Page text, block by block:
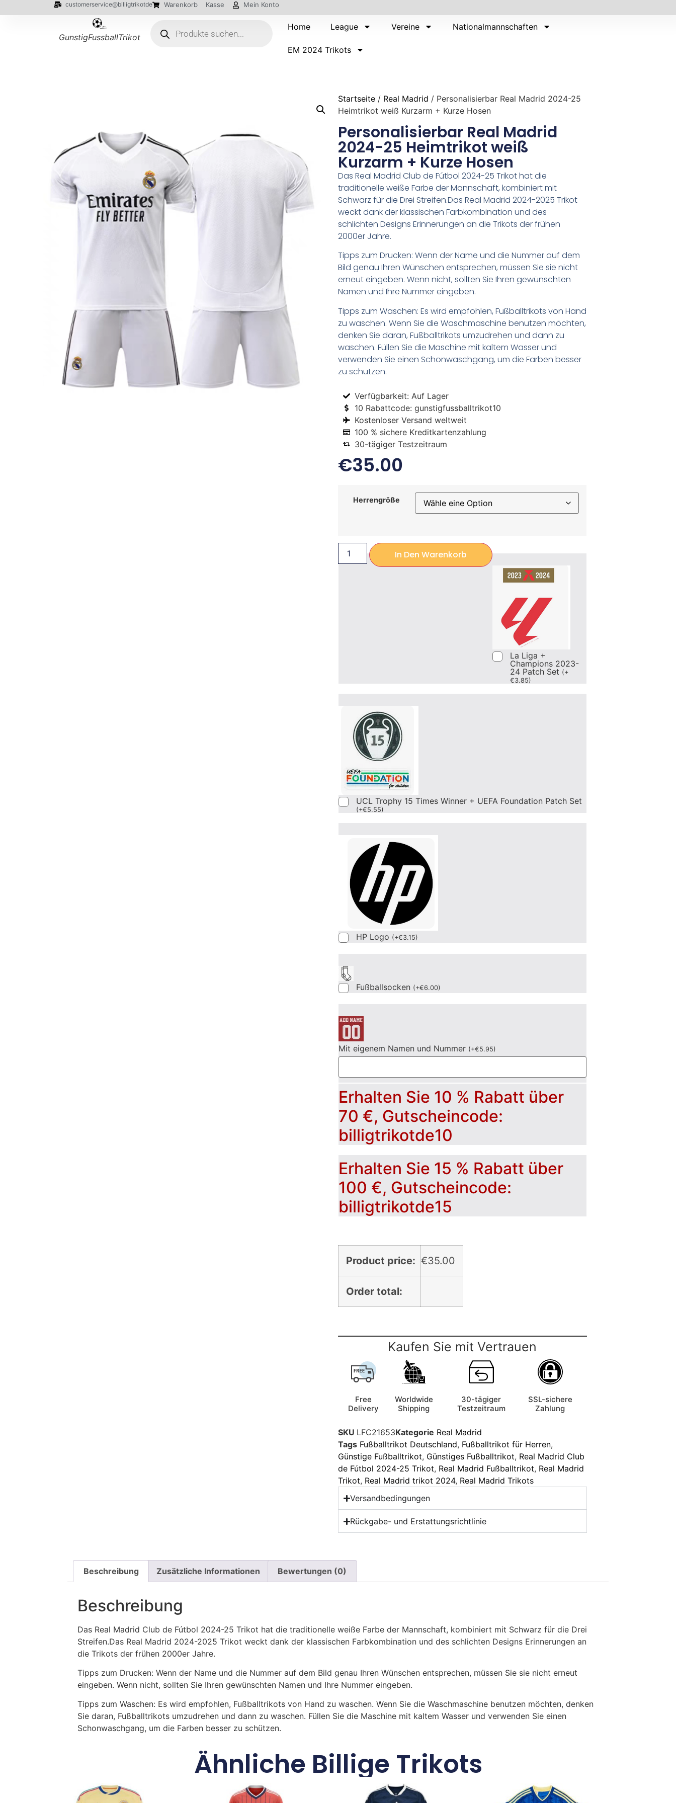
customerservice@billigtrikotde Warenkorb Kasse Mein Konto
GunstigFussballTrikot
Home League Vereine Nationalmannschaften
EM 2024 Trikots
Startseite / Real Madrid / Personalisierbar Real Madrid 2024-25
Heimtrikot weiß Kurzarm + Kurze Hosen
Personalisierbar Real Madrid
2024-25 Heimtrikot weiß
Kurzarm + Kurze Hosen
Das Real Madrid Club de Fútbol 2024-25 Trikot hat die
traditionelle weiße Farbe der Mannschaft, kombiniert mit
Schwarz für die Drei Streifen.Das Real Madrid 2024-2025 Trikot
weckt dank der klassischen Farbkombination und des
schlichten Designs Erinnerungen an die Trikots der frühen
2000er Jahre.
Tipps zum Drucken: Wenn der Name und die Nummer auf dem
Bild genau Ihren Wünschen entsprechen, müssen Sie sie nicht
erneut eingeben. Wenn nicht, sollten Sie Ihren gewünschten
Namen und Ihre Nummer eingeben.
Tipps zum Waschen: Es wird empfohlen, Fußballtrikots von Hand
zu waschen. Wenn Sie die Waschmaschine benutzen möchten,
denken Sie daran, Fußballtrikots umzudrehen und dann zu
waschen. Füllen Sie die Maschine mit kaltem Wasser und
verwenden Sie einen Schonwaschgang, um die Farben besser
zu schützen.
Verfügbarkeit: Auf Lager
10 Rabattcode: gunstigfussballtrikot10
Kostenloser Versand weltweit
100 % sichere Kreditkartenzahlung
30-tägiger Testzeitraum
€35.00
Herrengröße
In Den Warenkorb
La Liga +
Champions 2023-
24 Patch Set (+
€3.85)
UCL Trophy 15 Times Winner + UEFA Foundation Patch Set
(+€5.55)
HP Logo (+€3.15)
Fußballsocken (+€6.00)
Mit eigenem Namen und Nummer (+€5.95)
Erhalten Sie 10 % Rabatt über
70 €, Gutscheincode:
billigtrikotde10
Erhalten Sie 15 % Rabatt über
100 €, Gutscheincode:
billigtrikotde15
Product price: €35.00
Order total:
Kaufen Sie mit Vertrauen
Free
Delivery
Worldwide
Shipping
30-tägiger
Testzeitraum
SSL-sichere
Zahlung
SKU LFC21653Kategorie Real Madrid
Tags Fußballtrikot Deutschland, Fußballtrikot für Herren,
Günstige Fußballtrikot, Günstiges Fußballtrikot, Real Madrid Club
de Fútbol 2024-25 Trikot, Real Madrid Fußballtrikot, Real Madrid
Trikot, Real Madrid trikot 2024, Real Madrid Trikots
Versandbedingungen
Rückgabe- und Erstattungsrichtlinie
Beschreibung Zusätzliche Informationen Bewertungen (0)
Beschreibung
Das Real Madrid Club de Fútbol 2024-25 Trikot hat die traditionelle weiße Farbe der Mannschaft, kombiniert mit Schwarz für die Drei
Streifen.Das Real Madrid 2024-2025 Trikot weckt dank der klassischen Farbkombination und des schlichten Designs Erinnerungen an
die Trikots der frühen 2000er Jahre.
Tipps zum Drucken: Wenn der Name und die Nummer auf dem Bild genau Ihren Wünschen entsprechen, müssen Sie sie nicht erneut
eingeben. Wenn nicht, sollten Sie Ihren gewünschten Namen und Ihre Nummer eingeben.
Tipps zum Waschen: Es wird empfohlen, Fußballtrikots von Hand zu waschen. Wenn Sie die Waschmaschine benutzen möchten, denken
Sie daran, Fußballtrikots umzudrehen und dann zu waschen. Füllen Sie die Maschine mit kaltem Wasser und verwenden Sie einen
Schonwaschgang, um die Farben besser zu schützen.
Ähnliche Billige Trikots